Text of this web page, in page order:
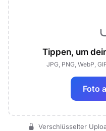
Tippen, um
JPG, PNG, WebP,
Foto
Verschlüsselter